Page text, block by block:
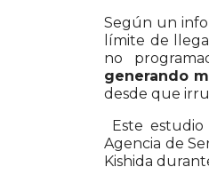
Según un
límite de
no
generando
desde que
Este
Agencia de
Kishida